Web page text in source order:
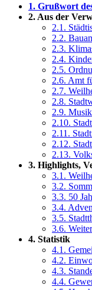
1. Grußwort
2. Aus der
2.1.
2.2.
2.3.
2.4.
2.5.
2.6. Amt
2.7.
2.8.
2.9.
2.10.
2.11.
2.12.
2.13.
3. Highlights,
3.1.
3.2.
3.3. 50
3.4.
3.5.
3.6.
4. Statistik
4.1.
4.2.
4.3.
4.4.